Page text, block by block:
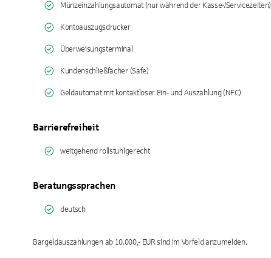
Münzeinzahlungsautomat (nur während der Kasse-/Servicezeiten)
Kontoauszugsdrucker
Überweisungsterminal
Kundenschließfächer (Safe)
Geldautomat mit kontaktloser Ein- und Auszahlung (NFC)
Barrierefreiheit
weitgehend rollstuhlgerecht
Beratungssprachen
deutsch
Bargeldauszahlungen ab 10.000,- EUR sind im Vorfeld anzumelden.